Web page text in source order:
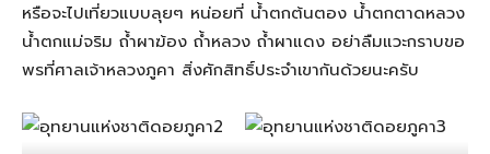
หรือจะไปเที่ยวแบบลุยๆ หน่อยที่ น้ำตกต้นตอง น้ำตกตาดหลวง
น้ำตกแม่จริม ถ้ำผาฆ้อง ถ้ำหลวง ถ้ำผาแดง อย่าลืมแวะกราบขอ
พรที่ศาลเจ้าหลวงภูคา สิ่งศักสิทธิ์ประจำเขากันด้วยนะครับ